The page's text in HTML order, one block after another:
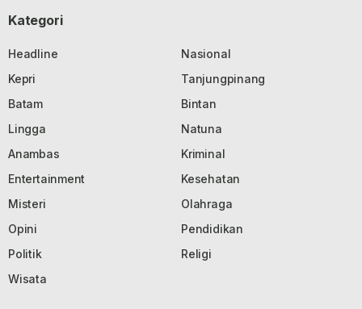
Kategori
Headline
Nasional
Kepri
Tanjungpinang
Batam
Bintan
Lingga
Natuna
Anambas
Kriminal
Entertainment
Kesehatan
Misteri
Olahraga
Opini
Pendidikan
Politik
Religi
Wisata